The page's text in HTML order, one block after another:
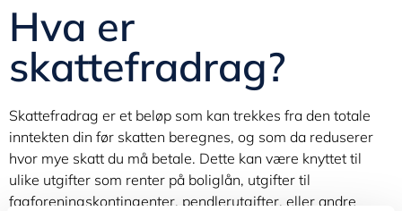
Hva er
skattefradrag?
Skattefradrag er et beløp som kan trekkes fra den totale
inntekten din før skatten beregnes, og som da reduserer
hvor mye skatt du må betale. Dette kan være knyttet til
ulike utgifter som renter på boliglån, utgifter til
fagforeningskontingenter, pendlerutgifter, eller andre